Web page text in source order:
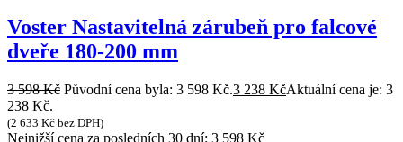
Voster Nastavitelná zárubeň pro falcové
dveře 180-200 mm
3 598Kč Původní cena byla: 3 598 Kč.3 238 KčAktuální cena je: 3
238 Kč.
(2 633 Kč bez DPH)
Nejnižší cena za posledních 30 dní: 3 598 Kč